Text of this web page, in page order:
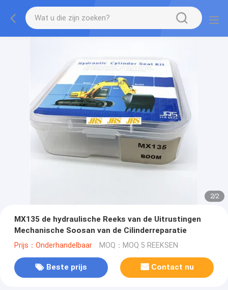
2/2
MX135 de hydraulische Reeks van de Uitrustingen
Mechanische Soosan van de Cilinderreparatie
Prijs：Onderhandelbaar MOQ：MOQ 5 REEKSEN
Beste prijs Contact nu